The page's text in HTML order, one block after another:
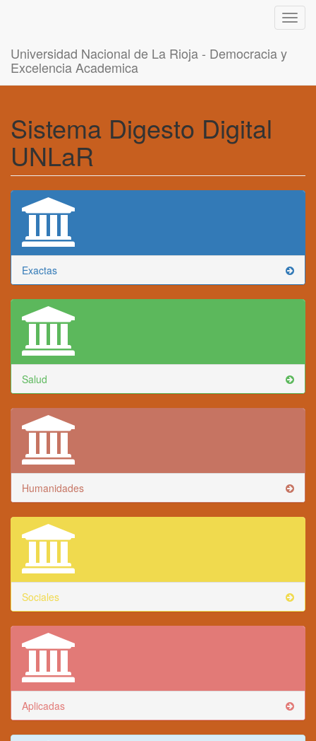
Universidad Nacional de La Rioja - Democracia y
Excelencia Academica
Sistema Digesto Digital
UNLaR
Exactas
Salud
Humanidades
Sociales
Aplicadas